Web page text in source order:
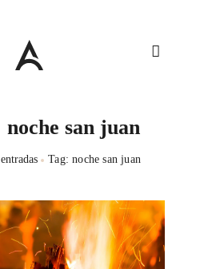
san juan
Tag: noche san juan